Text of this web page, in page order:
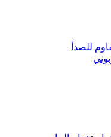
للصدأ